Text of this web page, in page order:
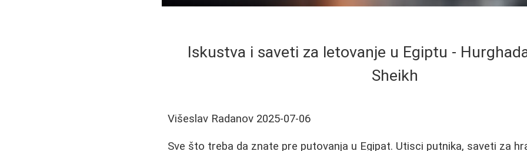
Iskustva i saveti za letovanje u Egiptu -
Sheikh
Višeslav Radanov 2025-07-06
Sve što treba da znate pre putovanja u Egipat. Utisci putnika, saveti za